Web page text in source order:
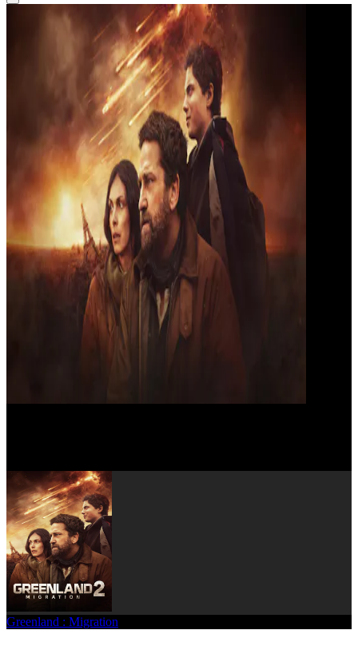
Greenland : Migration